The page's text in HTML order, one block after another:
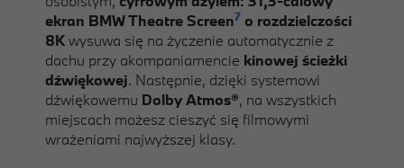
ekran BMW Theatre Screen7 o rozdzielczości
8Kwysuwa się na życzenie automatycznie z
dachu przy akompaniamencie kinowej ścieżki
dźwiękowej. Następnie, dzięki systemowi
dźwiękowemu Dolby Atmos®, na wszystkich
miejscach możesz cieszyć się filmowymi
wrażeniami najwyższej klasy.